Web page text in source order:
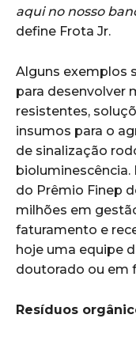
aqui no nosso
define Frota Jr.
Alguns exemplos
para desenvolver
resistentes,
insumos para o
de sinalização
bioluminescência.
do Prêmio Finep
milhões em
faturamento e
hoje uma equipe
doutorado ou em
Resíduos